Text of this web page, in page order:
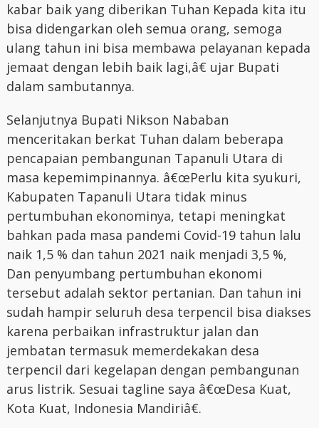
kabar baik yang diberikan Tuhan Kepada kita itu
bisa didengarkan oleh semua orang, semoga
ulang tahun ini bisa membawa pelayanan kepada
jemaat dengan lebih baik lagi,â€ ujar Bupati
dalam sambutannya.
Selanjutnya Bupati Nikson Nababan
menceritakan berkat Tuhan dalam beberapa
pencapaian pembangunan Tapanuli Utara di
masa kepemimpinannya. â€œPerlu kita syukuri,
Kabupaten Tapanuli Utara tidak minus
pertumbuhan ekonominya, tetapi meningkat
bahkan pada masa pandemi Covid-19 tahun lalu
naik 1,5 % dan tahun 2021 naik menjadi 3,5 %,
Dan penyumbang pertumbuhan ekonomi
tersebut adalah sektor pertanian. Dan tahun ini
sudah hampir seluruh desa terpencil bisa diakses
karena perbaikan infrastruktur jalan dan
jembatan termasuk memerdekakan desa
terpencil dari kegelapan dengan pembangunan
arus listrik. Sesuai tagline saya â€œDesa Kuat,
Kota Kuat, Indonesia Mandiriâ€.